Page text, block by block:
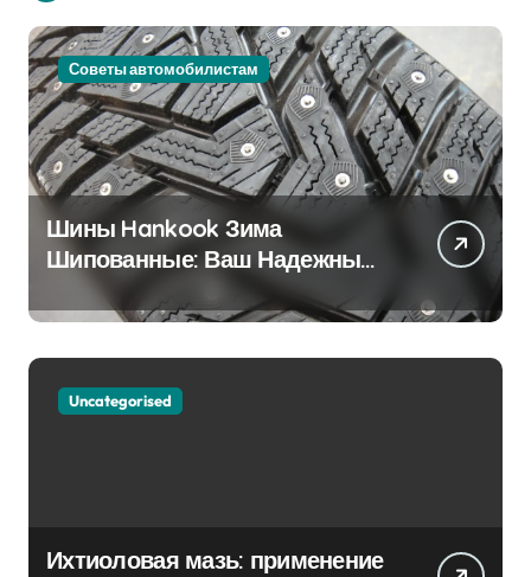
Советы автомобилистам
Шины Hankook Зима
Шипованные: Ваш Надежный
Партнёр на Снежных Дорогах
Uncategorised
Ихтиоловая мазь: применение